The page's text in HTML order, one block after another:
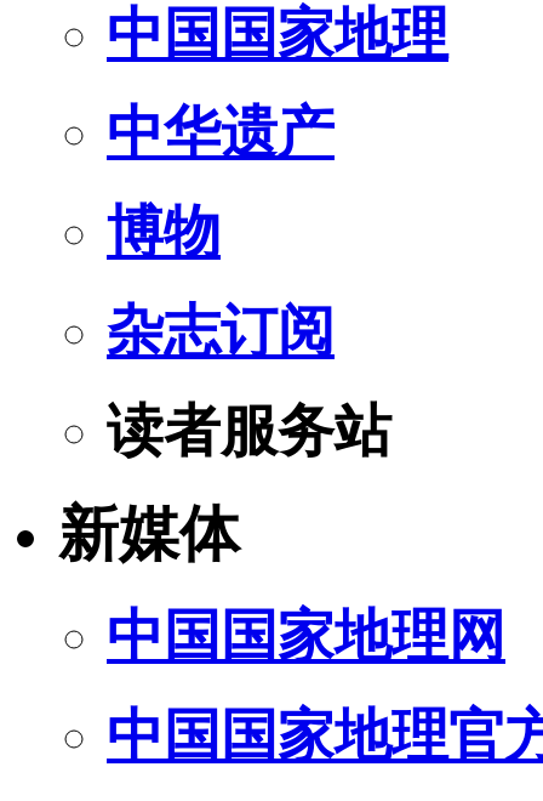
中国国家地理
中华遗产
博物
杂志订阅
读者服务站
新媒体
中国国家地理网
中国国家地理官